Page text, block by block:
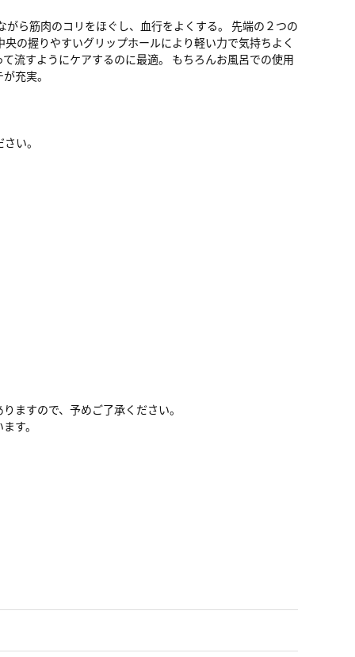
ら筋肉のコリをほぐし、血行をよくする。 先端の２つの
の握りやすいグリップホールにより軽い力で気持ちよく
流すようにケアするのに最適。 もちろんお風呂での使用
充実。
い。
ますので、予めご了承ください。
す。